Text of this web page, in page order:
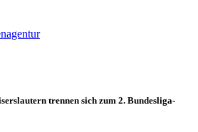
trennen sich zum 2. Bundesliga-